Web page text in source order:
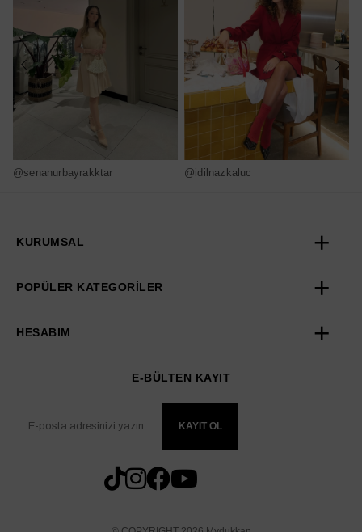
@senanurbayrakktar @idilnazkaluc
KURUMSAL
POPÜLER KATEGORİLER
HESABIM
E-BÜLTEN KAYIT
KAYIT OL